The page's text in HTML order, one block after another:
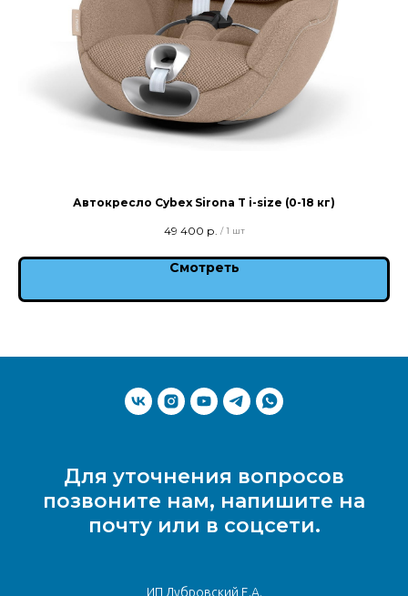
Автокресло Cybex Sirona T i-size (0-18 кг)
49 400 р. / 1 шт
Смотреть
Для уточнения вопросов
позвоните нам, напишите на
почту или в соцсети.
ИП Дубровский Е.А.